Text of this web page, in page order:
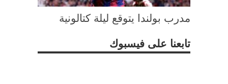
مدرب بولندا يتوقع ليلة كتالونية
تابعنا على فيسبوك